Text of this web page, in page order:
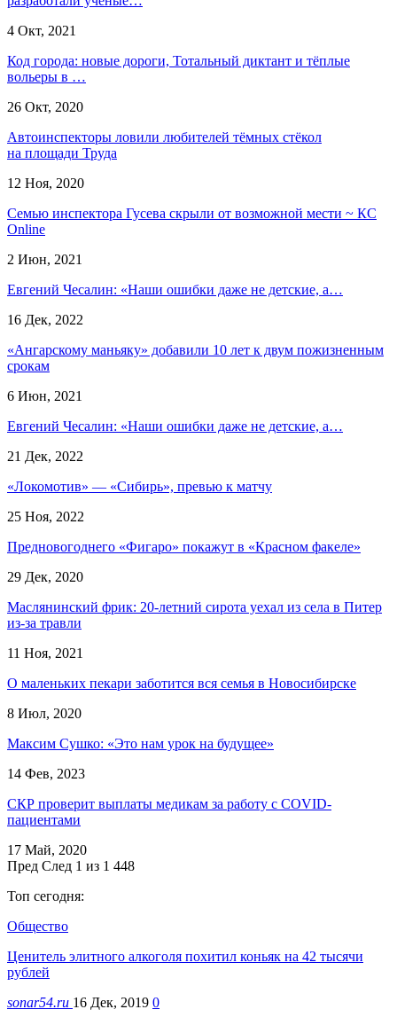
4 Окт, 2021
Код города: новые дороги, Тотальный диктант и тёплые
вольеры в …
26 Окт, 2020
Автоинспекторы ловили любителей тёмных стёкол
на площади Труда
12 Ноя, 2020
Семью инспектора Гусева скрыли от возможной мести ~ КС
Online
2 Июн, 2021
Евгений Чесалин: «Наши ошибки даже не детские, а…
16 Дек, 2022
«Ангарскому маньяку» добавили 10 лет к двум пожизненным
срокам
6 Июн, 2021
Евгений Чесалин: «Наши ошибки даже не детские, а…
21 Дек, 2022
«Локомотив» — «Сибирь», превью к матчу
25 Ноя, 2022
Предновогоднего «Фигаро» покажут в «Красном факеле»
29 Дек, 2020
Маслянинский фрик: 20-летний сирота уехал из села в Питер
из-за травли
11 Ноя, 2021
О маленьких пекари заботится вся семья в Новосибирске
8 Июл, 2020
Максим Сушко: «Это нам урок на будущее»
14 Фев, 2023
СКР проверит выплаты медикам за работу с COVID-
пациентами
17 Май, 2020
Пред След 1 из 1 448
Топ сегодня:
Общество
Ценитель элитного алкоголя похитил коньяк на 42 тысячи
рублей
sonar54.ru 16 Дек, 2019 0